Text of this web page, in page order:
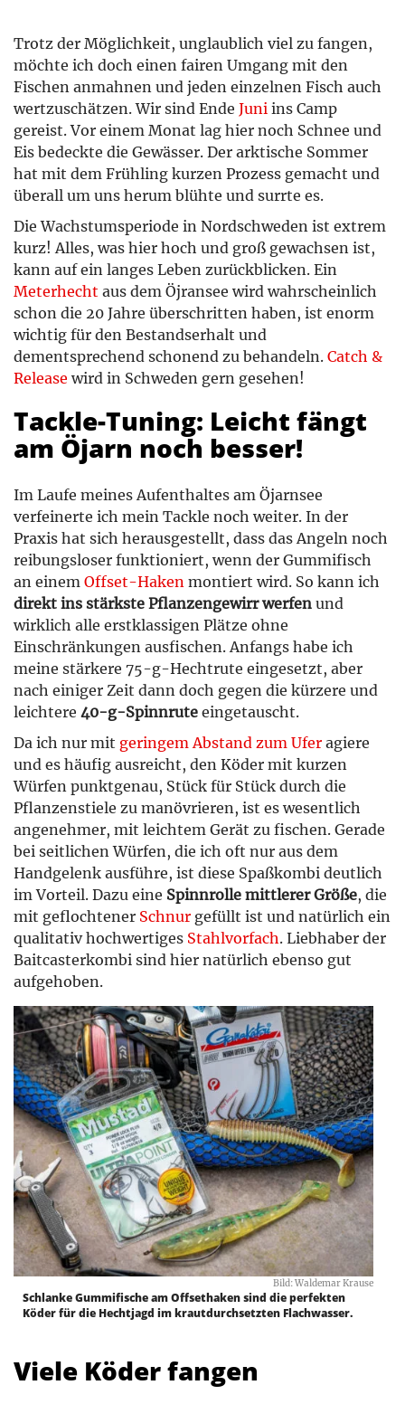
Trotz der Möglichkeit, unglaublich viel zu fangen,
möchte ich doch einen fairen Umgang mit den
Fischen anmahnen und jeden einzelnen Fisch auch
wertzuschätzen. Wir sind Ende Juni ins Camp
gereist. Vor einem Monat lag hier noch Schnee und
Eis bedeckte die Gewässer. Der arktische Sommer
hat mit dem Frühling kurzen Prozess gemacht und
überall um uns herum blühte und surrte es.
Die Wachstumsperiode in Nordschweden ist extrem
kurz! Alles, was hier hoch und groß gewachsen ist,
kann auf ein langes Leben zurückblicken. Ein
Meterhecht aus dem Öjransee wird wahrscheinlich
schon die 20 Jahre überschritten haben, ist enorm
wichtig für den Bestandserhalt und
dementsprechend schonend zu behandeln. Catch &
Release wird in Schweden gern gesehen!
Tackle-Tuning: Leicht fängt
am Öjarn noch besser!
Im Laufe meines Aufenthaltes am Öjarnsee
verfeinerte ich mein Tackle noch weiter. In der
Praxis hat sich herausgestellt, dass das Angeln noch
reibungsloser funktioniert, wenn der Gummifisch
an einem Offset-Haken montiert wird. So kann ich
direkt ins stärkste Pflanzengewirr werfen und
wirklich alle erstklassigen Plätze ohne
Einschränkungen ausfischen. Anfangs habe ich
meine stärkere 75-g-Hechtrute eingesetzt, aber
nach einiger Zeit dann doch gegen die kürzere und
leichtere 40-g-Spinnrute eingetauscht.
Da ich nur mit geringem Abstand zum Ufer agiere
und es häufig ausreicht, den Köder mit kurzen
Würfen punktgenau, Stück für Stück durch die
Pflanzenstiele zu manövrieren, ist es wesentlich
angenehmer, mit leichtem Gerät zu fischen. Gerade
bei seitlichen Würfen, die ich oft nur aus dem
Handgelenk ausführe, ist diese Spaßkombi deutlich
im Vorteil. Dazu eine Spinnrolle mittlerer Größe, die
mit geflochtener Schnur gefüllt ist und natürlich ein
qualitativ hochwertiges Stahlvorfach. Liebhaber der
Baitcasterkombi sind hier natürlich ebenso gut
aufgehoben.
Bild: Waldemar Krause
Schlanke Gummifische am Offsethaken sind die perfekten
Köder für die Hechtjagd im krautdurchsetzten Flachwasser.
Viele Köder fangen